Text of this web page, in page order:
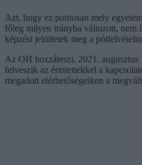
Azt, hogy ez pontosan mely
főleg milyen irányba változott, nem
képzést jelöltetek meg a
Az OH hozzáteszi, 2021. augusztus
felveszik az érintettekkel a
megadott elérhetőségeiken a